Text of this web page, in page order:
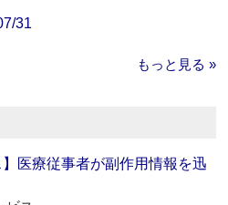
31
もっと見る »
】医療従事者が副作用情報を迅